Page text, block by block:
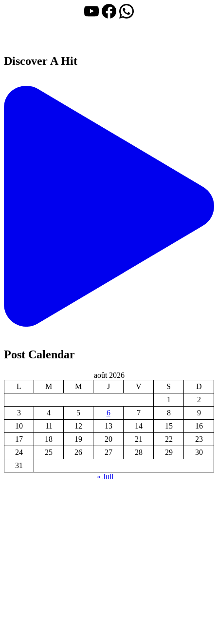
YouTube
Facebook
WhatsApp
Discover A Hit
Post Calendar
août 2026
L
M M J V S
D
1
2
3
4 5 6 7 8
9
10
11 12 13 14 15
16
17
18 19 20 21 22
23
24
25 26 27 28 29
30
31
« Juil